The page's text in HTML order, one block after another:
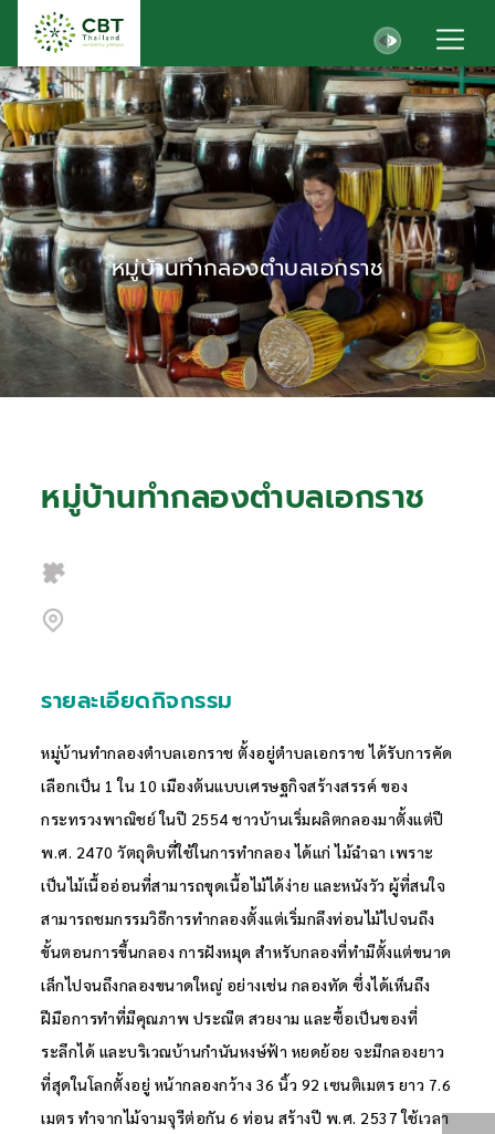
หมู่บ้านทำกลองตำบลเอกราช
หมู่บ้านทำกลองตำบลเอกราช
รายละเอียดกิจกรรม
หมู่บ้านทำกลองตำบลเอกราช ตั้งอยู่ตำบลเอกราช ได้รับการคัด
เลือกเป็น 1 ใน 10 เมืองต้นแบบเศรษฐกิจสร้างสรรค์ ของ
กระทรวงพาณิชย์ ในปี 2554 ชาวบ้านเริ่มผลิตกลองมาตั้งแต่ปี
พ.ศ. 2470 วัตถุดิบที่ใช้ในการทำกลอง ได้แก่ ไม้ฉำฉา เพราะ
เป็นไม้เนื้ออ่อนที่สามารถขุดเนื้อไม้ได้ง่าย และหนังวัว ผู้ที่สนใจ
สามารถชมกรรมวิธีการทำกลองตั้งแต่เริ่มกลึงท่อนไม้ไปจนถึง
ขั้นตอนการขึ้นกลอง การฝังหมุด สำหรับกลองที่ทำมีตั้งแต่ขนาด
เล็กไปจนถึงกลองขนาดใหญ่ อย่างเช่น กลองทัด ซึ่งได้เห็นถึง
ฝีมือการทำที่มีคุณภาพ ประณีต สวยงาม และซื้อเป็นของที่
ระลึกได้ และบริเวณบ้านกำนันหงษ์ฟ้า หยดย้อย จะมีกลองยาว
ที่สุดในโลกตั้งอยู่ หน้ากลองกว้าง 36 นิ้ว 92 เซนติเมตร ยาว 7.6
เมตร ทำจากไม้จามจุรีต่อกัน 6 ท่อน สร้างปี พ.ศ. 2537 ใช้เวลา